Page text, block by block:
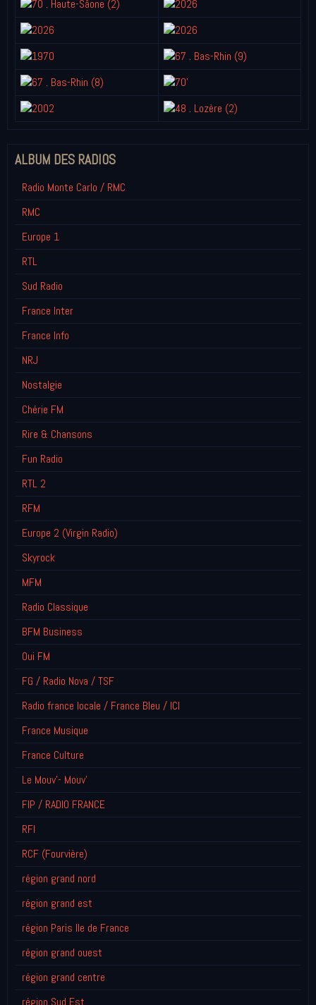
ALBUM DES RADIOS
Radio Monte Carlo / RMC
RMC
Europe 1
RTL
Sud Radio
France Inter
France Info
NRJ
Nostalgie
Chérie FM
Rire & Chansons
Fun Radio
RTL 2
RFM
Europe 2 (Virgin Radio)
Skyrock
MFM
Radio Classique
BFM Business
Oui FM
FG / Radio Nova / TSF
Radio france locale / France Bleu / ICI
France Musique
France Culture
Le Mouv'- Mouv'
FIP / RADIO FRANCE
RFI
RCF (Fourvière)
région grand nord
région grand est
région Paris Ile de France
région grand ouest
région grand centre
région Sud Est